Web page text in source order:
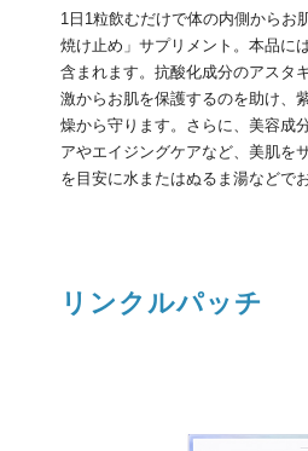
1日1粒飲むだけで体の内側からお
焼け止め」サプリメント。本品に
含まれます。抗酸化成分のアスタ
激からお肌を保護するのを助け、
燥から守ります。さらに、美容成
アやエイジングケアなど、美肌を
を目安に水またはぬるま湯などで
リンクルパッチ